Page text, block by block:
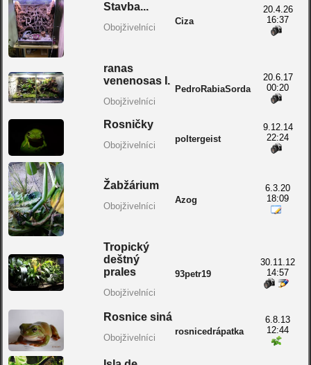
Stavba...
Obojživelníci
Ciza
20.4.26
16:37
ranas
venenosas I.
Obojživelníci
PedroRabiaSorda
20.6.17
00:20
Rosničky
Obojživelníci
poltergeist
9.12.14
22:24
Žabžárium
Obojživelníci
Azog
6.3.20
18:09
Tropický
deštný
prales
Obojživelníci
93petr19
30.11.12
14:57
Rosnice siná
Obojživelníci
rosnicedrápatka
6.8.13
12:44